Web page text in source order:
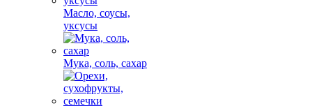
Масло, соусы,
уксусы
Мука, соль, сахар